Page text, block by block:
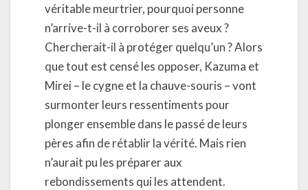
véritable meurtrier, pourquoi personne
n’arrive-t-il à corroborer ses aveux ?
Chercherait-il à protéger quelqu’un ? Alors
que tout est censé les opposer, Kazuma et
Mirei – le cygne et la chauve-souris – vont
surmonter leurs ressentiments pour
plonger ensemble dans le passé de leurs
pères afin de rétablir la vérité. Mais rien
n’aurait pu les préparer aux
rebondissements qui les attendent.